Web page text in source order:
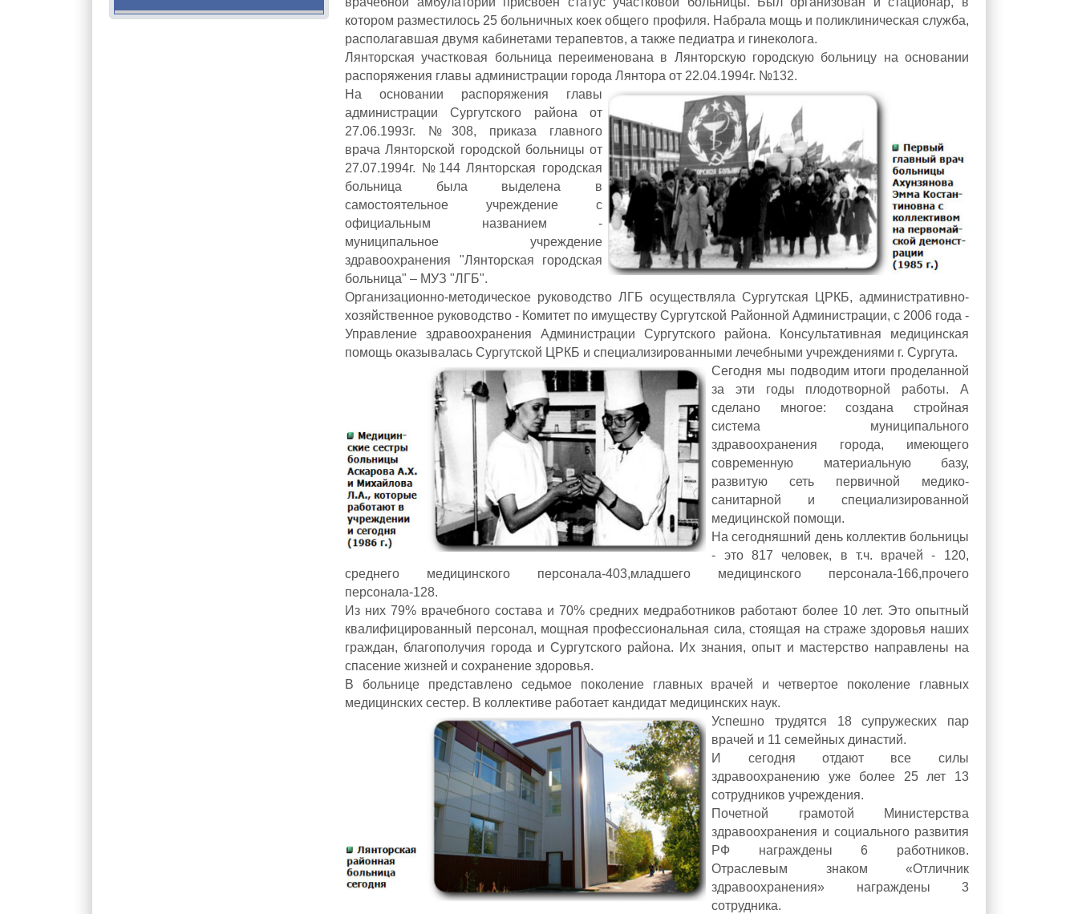
котором разместилось 25 больничных коек общего профиля. Набрала мощь и поликлиническая служба,
располагавшая двумя кабинетами терапевтов, а также педиатра и гинеколога.
Лянторская участковая больница переименована в Лянторскую городскую больницу на основании
распоряжения главы администрации города Лянтора от 22.04.1994г. №132.
На основании распоряжения главы
администрации Сургутского района от
27.06.1993г. №308, приказа главного
врача Лянторской городской больницы от
27.07.1994г. №144 Лянторская городская
больница была выделена в
самостоятельное учреждение с
официальным названием -
муниципальное учреждение
здравоохранения "Лянторская городская
больница" – МУЗ "ЛГБ".
Организационно-методическое руководство ЛГБ осуществляла Сургутская ЦРКБ, административно-
хозяйственное руководство - Комитет по имуществу Сургутской Районной Администрации, с 2006 года -
Управление здравоохранения Администрации Сургутского района. Консультативная медицинская
помощь оказывалась Сургутской ЦРКБ и специализированными лечебными учреждениями г. Сургута.
Сегодня мы подводим итоги проделанной
за эти годы плодотворной работы. А
сделано многое: создана стройная
система муниципального
здравоохранения города, имеющего
современную материальную базу,
развитую сеть первичной медико-
санитарной и специализированной
медицинской помощи.
На сегодняшний день коллектив больницы
- это 817 человек, в т.ч. врачей - 120,
среднего медицинского персонала-403,младшего медицинского персонала-166,прочего
персонала-128.
Из них 79% врачебного состава и 70% средних медработников работают более 10 лет. Это опытный
квалифицированный персонал, мощная профессиональная сила, стоящая на страже здоровья наших
граждан, благополучия города и Сургутского района. Их знания, опыт и мастерство направлены на
спасение жизней и сохранение здоровья.
В больнице представлено седьмое поколение главных врачей и четвертое поколение главных
медицинских сестер. В коллективе работает кандидат медицинских наук.
Успешно трудятся 18 супружеских пар
врачей и 11 семейных династий.
И сегодня отдают все силы
здравоохранению уже более 25 лет 13
сотрудников учреждения.
Почетной грамотой Министерства
здравоохранения и социального развития
РФ награждены 6 работников.
Отраслевым знаком «Отличник
здравоохранения» награждены 3
сотрудника.